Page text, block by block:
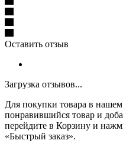
Оставить отзыв
Загрузка отзывов...
Для покупки товара в
понравившийся товар и
перейдите в Корзину и
«Быстрый заказ».